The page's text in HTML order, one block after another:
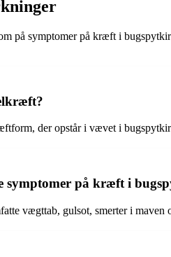
på symptomer på kræft i
der opstår i vævet i
symptomer på kræft i
vægttab, gulsot, smerter i